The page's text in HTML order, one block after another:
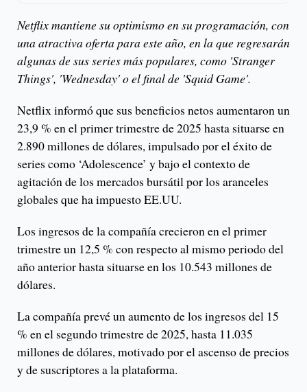
Netflix mantiene su optimismo en su programación, con
una atractiva oferta para este año, en la que regresarán
algunas de sus series más populares, como 'Stranger
Things', 'Wednesday' o el final de 'Squid Game'.
Netflix informó que sus beneficios netos aumentaron un
23,9 % en el primer trimestre de 2025 hasta situarse en
2.890 millones de dólares, impulsado por el éxito de
series como ‘Adolescence’ y bajo el contexto de
agitación de los mercados bursátil por los aranceles
globales que ha impuesto EE.UU.
Los ingresos de la compañía crecieron en el primer
trimestre un 12,5 % con respecto al mismo periodo del
año anterior hasta situarse en los 10.543 millones de
dólares.
La compañía prevé un aumento de los ingresos del 15
% en el segundo trimestre de 2025, hasta 11.035
millones de dólares, motivado por el ascenso de precios
y de suscriptores a la plataforma.